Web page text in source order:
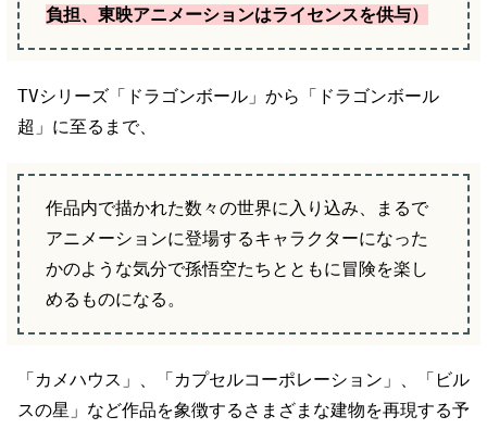
負担、東映アニメーションはライセンスを供与）
TVシリーズ「ドラゴンボール」から「ドラゴンボール
超」に至るまで、
作品内で描かれた数々の世界に入り込み、まるで
アニメーションに登場するキャラクターになった
かのような気分で孫悟空たちとともに冒険を楽し
めるものになる。
「カメハウス」、「カプセルコーポレーション」、「ビル
スの星」など作品を象徴するさまざまな建物を再現する予